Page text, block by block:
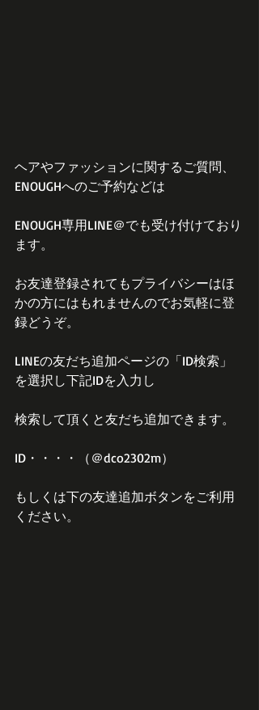
ヘアやファッションに関するご質問、
ENOUGHへのご予約などは
ENOUGH専用LINE＠でも受け付けており
ます。
お友達登録されてもプライバシーはほ
かの方にはもれませんのでお気軽に登
録どうぞ。
LINEの友だち追加ページの「ID検索」
を選択し下記IDを入力し
検索して頂くと友だち追加できます。
ID・・・・（＠dco2302m）
もしくは下の友達追加ボタンをご利用
ください。